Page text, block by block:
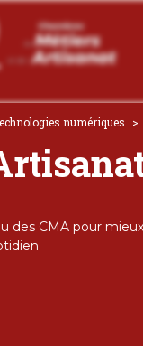
numériques
des CMA pour